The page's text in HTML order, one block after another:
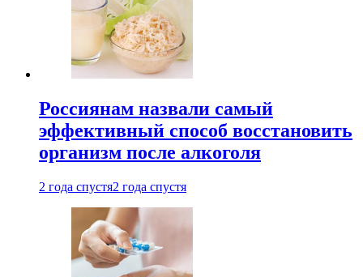
Россиянам назвали самый
эффективный способ восстановить
организм после алкоголя
2 года спустя2 года спустя